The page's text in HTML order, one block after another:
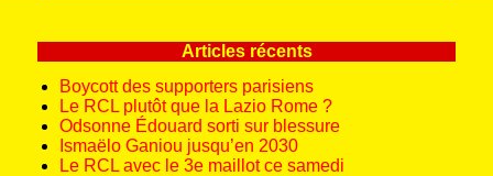
Articles récents
Boycott des supporters parisiens
Le RCL plutôt que la Lazio Rome ?
Odsonne Édouard sorti sur blessure
Ismaëlo Ganiou jusqu’en 2030
Le RCL avec le 3e maillot ce samedi